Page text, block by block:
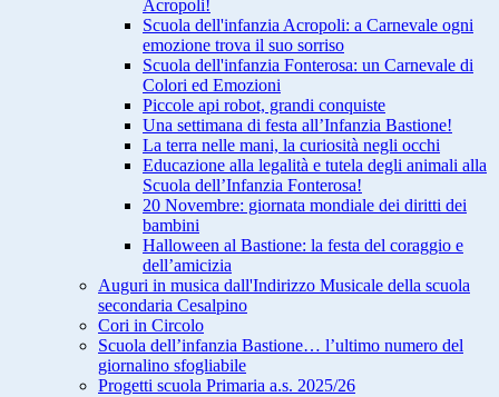
Acropoli!
Scuola dell'infanzia Acropoli: a Carnevale ogni
emozione trova il suo sorriso
Scuola dell'infanzia Fonterosa: un Carnevale di
Colori ed Emozioni
Piccole api robot, grandi conquiste
Una settimana di festa all’Infanzia Bastione!
La terra nelle mani, la curiosità negli occhi
Educazione alla legalità e tutela degli animali alla
Scuola dell’Infanzia Fonterosa!
20 Novembre: giornata mondiale dei diritti dei
bambini
Halloween al Bastione: la festa del coraggio e
dell’amicizia
Auguri in musica dall'Indirizzo Musicale della scuola
secondaria Cesalpino
Cori in Circolo
Scuola dell’infanzia Bastione… l’ultimo numero del
giornalino sfogliabile
Progetti scuola Primaria a.s. 2025/26